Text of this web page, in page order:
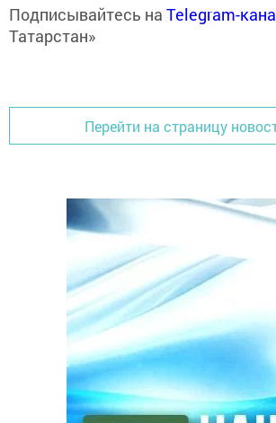
Подписывайтесь на Telegram-
Татарстан»
Перейти на страницу